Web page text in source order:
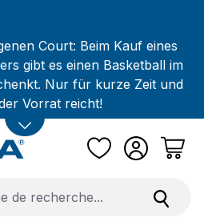
Court: Beim Kauf eines
gibt es einen Basketball im
Nur für kurze Zeit und
Vorrat reicht!